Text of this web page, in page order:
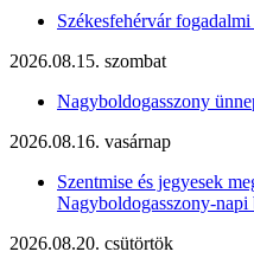
Székesfehérvár
2026.08.15. szombat
Nagyboldogasszony
2026.08.16. vasárnap
Szentmise és jegyesek
Nagyboldogasszony-napi
2026.08.20. csütörtök